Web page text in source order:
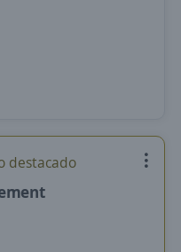
destacado